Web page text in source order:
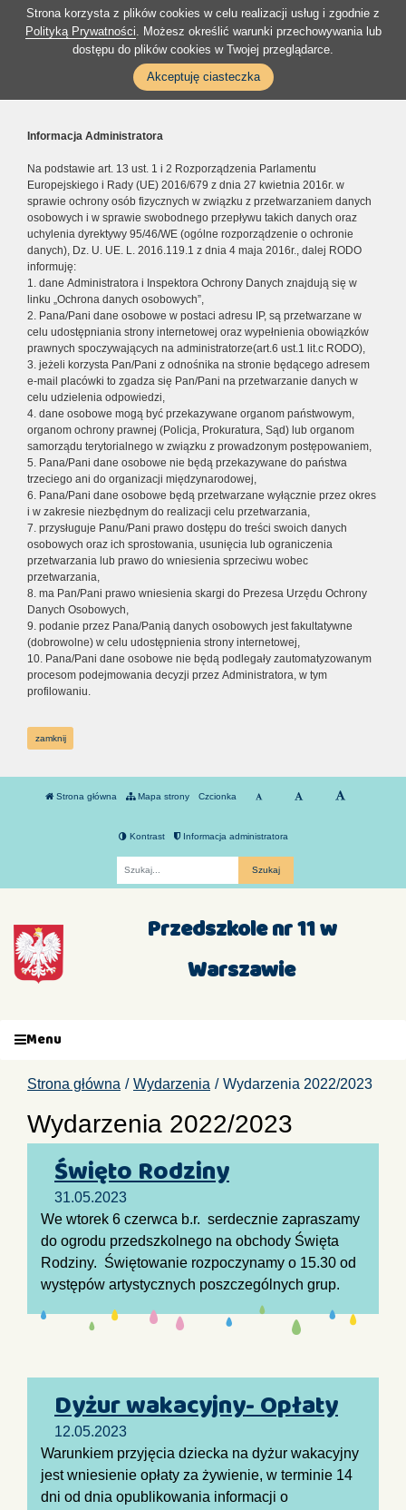
Strona korzysta z plików cookies w celu realizacji usług i zgodnie z
Polityką Prywatności. Możesz określić warunki przechowywania lub
dostępu do plików cookies w Twojej przeglądarce.
Akceptuję ciasteczka
Informacja Administratora
Na podstawie art. 13 ust. 1 i 2 Rozporządzenia Parlamentu
Europejskiego i Rady (UE) 2016/679 z dnia 27 kwietnia 2016r. w
sprawie ochrony osób fizycznych w związku z przetwarzaniem danych
osobowych i w sprawie swobodnego przepływu takich danych oraz
uchylenia dyrektywy 95/46/WE (ogólne rozporządzenie o ochronie
danych), Dz. U. UE. L. 2016.119.1 z dnia 4 maja 2016r., dalej RODO
informuję:
1. dane Administratora i Inspektora Ochrony Danych znajdują się w
linku „Ochrona danych osobowych”,
2. Pana/Pani dane osobowe w postaci adresu IP, są przetwarzane w
celu udostępniania strony internetowej oraz wypełnienia obowiązków
prawnych spoczywających na administratorze(art.6 ust.1 lit.c RODO),
3. jeżeli korzysta Pan/Pani z odnośnika na stronie będącego adresem
e-mail placówki to zgadza się Pan/Pani na przetwarzanie danych w
celu udzielenia odpowiedzi,
4. dane osobowe mogą być przekazywane organom państwowym,
organom ochrony prawnej (Policja, Prokuratura, Sąd) lub organom
samorządu terytorialnego w związku z prowadzonym postępowaniem,
5. Pana/Pani dane osobowe nie będą przekazywane do państwa
trzeciego ani do organizacji międzynarodowej,
6. Pana/Pani dane osobowe będą przetwarzane wyłącznie przez okres
i w zakresie niezbędnym do realizacji celu przetwarzania,
7. przysługuje Panu/Pani prawo dostępu do treści swoich danych
osobowych oraz ich sprostowania, usunięcia lub ograniczenia
przetwarzania lub prawo do wniesienia sprzeciwu wobec
przetwarzania,
8. ma Pan/Pani prawo wniesienia skargi do Prezesa Urzędu Ochrony
Danych Osobowych,
9. podanie przez Pana/Panią danych osobowych jest fakultatywne
(dobrowolne) w celu udostępnienia strony internetowej,
10. Pana/Pani dane osobowe nie będą podlegały zautomatyzowanym
procesom podejmowania decyzji przez Administratora, w tym
profilowaniu.
zamknij
Strona główna Mapa strony Czcionka
Kontrast Informacja administratora
Przedszkole nr 11 w
Warszawie
Menu
Strona główna Wydarzenia Wydarzenia 2022/2023
Wydarzenia 2022/2023
Święto Rodziny
31.05.2023
We wtorek 6 czerwca b.r. serdecznie zapraszamy
do ogrodu przedszkolnego na obchody Święta
Rodziny. Świętowanie rozpoczynamy o 15.30 od
występów artystycznych poszczególnych grup.
Dyżur wakacyjny- Opłaty
12.05.2023
Warunkiem przyjęcia dziecka na dyżur wakacyjny
jest wniesienie opłaty za żywienie, w terminie 14
dni od dnia opublikowania informacji o